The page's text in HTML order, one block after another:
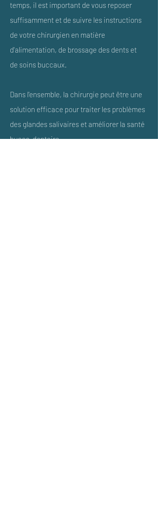
temps, il est important de vous reposer
suffisamment et de suivre les instructions
de votre chirurgien en matière
d'alimentation, de brossage des dents et
de soins buccaux.
Dans l'ensemble, la chirurgie peut être une
solution efficace pour traiter les problèmes
des glandes salivaires et améliorer la santé
bucco-dentaire.